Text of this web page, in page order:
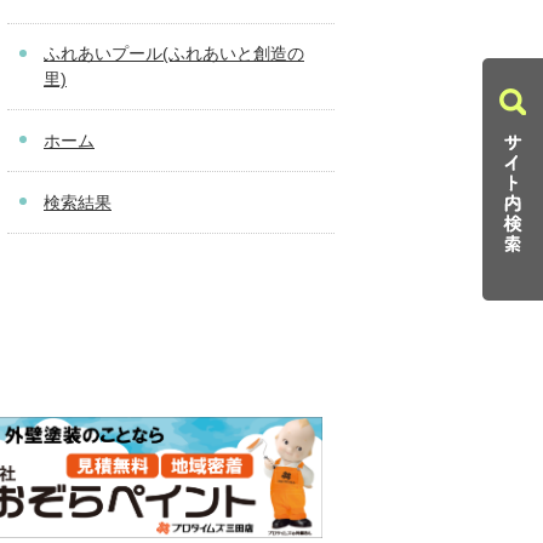
ふれあいプール(ふれあいと創造の
里)
ホーム
検索結果